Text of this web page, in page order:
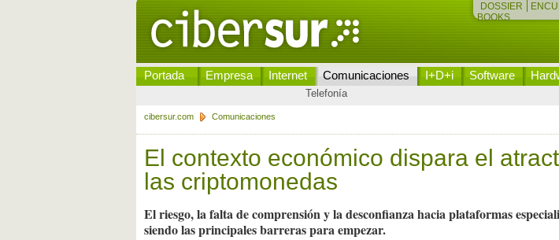
DOSSIER
BOOKS
Portada Empresa Internet Comunicaciones I+D+i Software
Telefonía
cibersur.com Comunicaciones
El contexto económico dispara el
las criptomonedas
El riesgo, la falta de comprensión y la desconfianza hacia plataformas
siendo las principales barreras para empezar.